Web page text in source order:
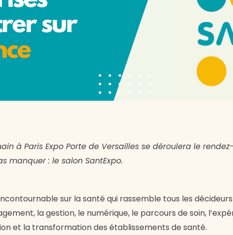
à Paris Expo Porte de Versailles se déroulera le
manquer : le salon SantExpo.
sur la santé qui rassemble tous les
la gestion, le numérique, le parcours de soin,
et la transformation des établissements de santé.